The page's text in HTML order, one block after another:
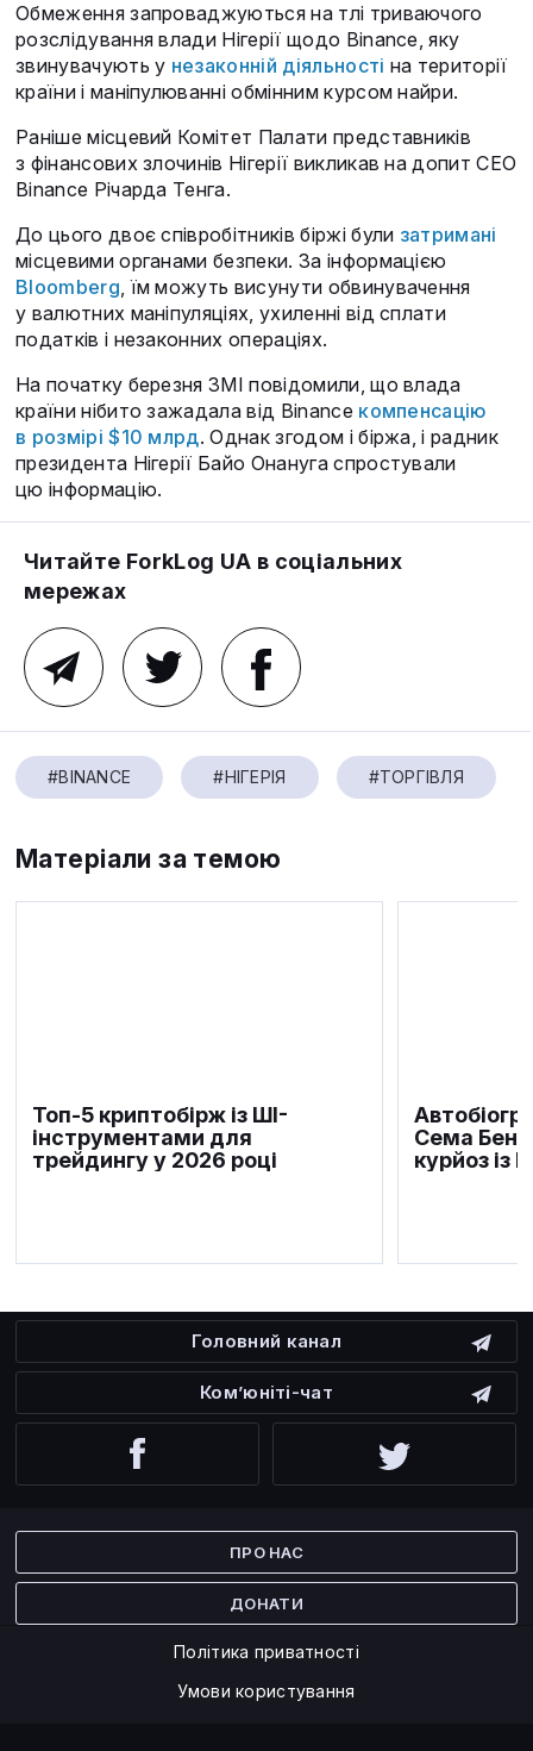
Обмеження запроваджуються на тлі триваючого
розслідування влади Нігерії щодо Binance, яку
звинувачують у незаконній діяльності на території
країни і маніпулюванні обмінним курсом найри.
Раніше місцевий Комітет Палати представників
з фінансових злочинів Нігерії викликав на допит CEO
Binance Річарда Тенга.
До цього двоє співробітників біржі були затримані
місцевими органами безпеки. За інформацією
Bloomberg, їм можуть висунути обвинувачення
у валютних маніпуляціях, ухиленні від сплати
податків і незаконних операціях.
На початку березня ЗМІ повідомили, що влада
країни нібито зажадала від Binance компенсацію
в розмірі $10 млрд. Однак згодом і біржа, і радник
президента Нігерії Байо Онануга спростували
цю інформацію.
Читайте ForkLog UA в соціальних
мережах
#BINANCE #НІГЕРІЯ #ТОРГІВЛЯ
Матеріали за темою
Топ-5 криптобірж із ШІ-
інструментами для
трейдингу у 2026 році
Сема
курйоз із
Головний канал
Ком’юніті-чат
ПРО НАС
ДОНАТИ
Політика приватності
Умови користування